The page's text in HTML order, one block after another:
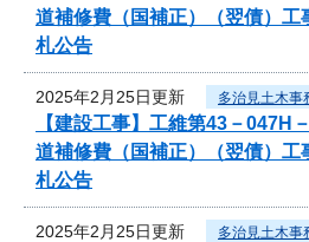
道補修費（国補正）（翌債）工
札公告
2025年2月25日更新 多治見土木事
【建設工事】工維第43－
道補修費（国補正）（翌債）工
札公告
2025年2月25日更新 多治見土木事